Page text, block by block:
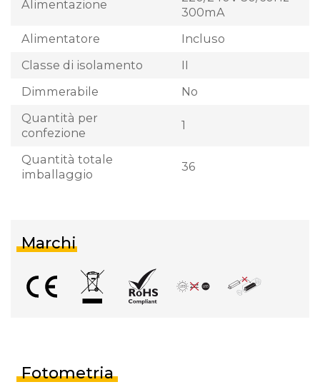
Alimentazione
300mA
Alimentatore
Incluso
Classe di isolamento
II
Dimmerabile
No
Quantità per
confezione
1
Quantità totale
imballaggio
36
Marchi
Fotometria